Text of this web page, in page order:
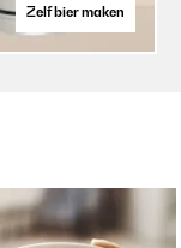
Zelf bier maken